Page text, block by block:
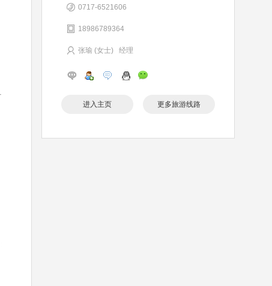
0717-6521606
18986789364
张瑜 (女士) 经理
进入主页 更多旅游线路